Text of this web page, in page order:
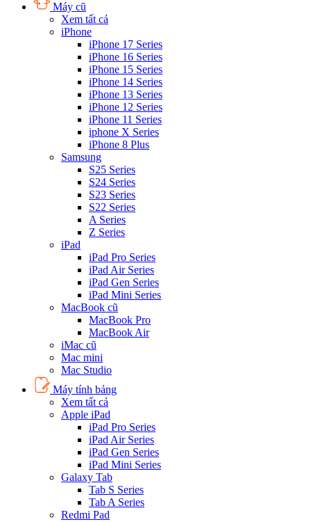
Máy cũ
Xem tất cả
iPhone
iPhone 17 Series
iPhone 16 Series
iPhone 15 Series
iPhone 14 Series
iPhone 13 Series
iPhone 12 Series
iPhone 11 Series
iphone X Series
iPhone 8 Plus
Samsung
S25 Series
S24 Series
S23 Series
S22 Series
A Series
Z Series
iPad
iPad Pro Series
iPad Air Series
iPad Gen Series
iPad Mini Series
MacBook cũ
MacBook Pro
MacBook Air
iMac cũ
Mac mini
Mac Studio
Máy tính bảng
Xem tất cả
Apple iPad
iPad Pro Series
iPad Air Series
iPad Gen Series
iPad Mini Series
Galaxy Tab
Tab S Series
Tab A Series
Redmi Pad